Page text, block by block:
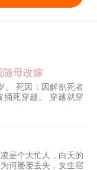
随母改嫁
。 死因：因解剖死者
捅死穿越。 穿越就穿
啊！胎穿妙啊！胎穿
这还不如死了呢，也
如赖活着，姑且就活
战死沙场，全家只
中的姑姑。 家徒四壁
是个大忙人，白天的
何屡屡丢失，女生宿